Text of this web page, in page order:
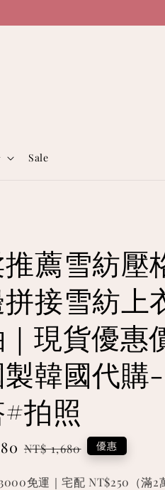
Sale
薦雪紡壓
接雪紡上
現貨優惠
韓國代購
拍照
Regular
NT$ 1,680 優惠
免運｜宅配 NT$250（滿2